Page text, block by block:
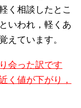
く相談したとこ
いわれ，軽くあ
えています。
会った訳です
く値が下がり，